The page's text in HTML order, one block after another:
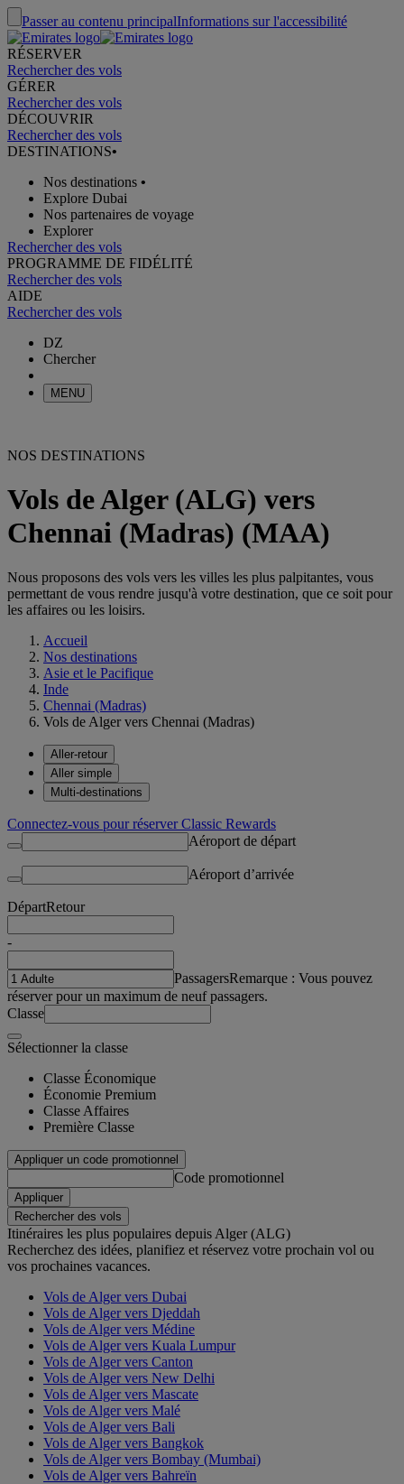
Passer au contenu principalInformations sur l'accessibilité
RÉSERVER
Rechercher des vols
GÉRER
Rechercher des vols
DÉCOUVRIR
Rechercher des vols
DESTINATIONS•
Nos destinations •
Explore Dubai
Nos partenaires de voyage
Explorer
Rechercher des vols
PROGRAMME DE FIDÉLITÉ
Rechercher des vols
AIDE
Rechercher des vols
DZ
Chercher
MENU
NOS DESTINATIONS
Vols de Alger (ALG) vers
Chennai (Madras) (MAA)
Nous proposons des vols vers les villes les plus palpitantes, vous
permettant de vous rendre jusqu'à votre destination, que ce soit pour
les affaires ou les loisirs.
Accueil
Nos destinations
Asie et le Pacifique
Inde
Chennai (Madras)
Vols de Alger vers Chennai (Madras)
Aller-retour
Aller simple
Multi-destinations
Connectez-vous pour réserver Classic Rewards
Aéroport de départ
Aéroport d’arrivée
DépartRetour
-
PassagersRemarque : Vous pouvez
réserver pour un maximum de neuf passagers.
Classe
Sélectionner la classe
Classe Économique
Économie Premium
Classe Affaires
Première Classe
Appliquer un code promotionnel
Code promotionnel
Appliquer
Rechercher des vols
Itinéraires les plus populaires depuis Alger (ALG)
Recherchez des idées, planifiez et réservez votre prochain vol ou
vos prochaines vacances.
Vols de Alger vers Dubai
Vols de Alger vers Djeddah
Vols de Alger vers Médine
Vols de Alger vers Kuala Lumpur
Vols de Alger vers Canton
Vols de Alger vers New Delhi
Vols de Alger vers Mascate
Vols de Alger vers Malé
Vols de Alger vers Bali
Vols de Alger vers Bangkok
Vols de Alger vers Bombay (Mumbai)
Vols de Alger vers Bahreïn